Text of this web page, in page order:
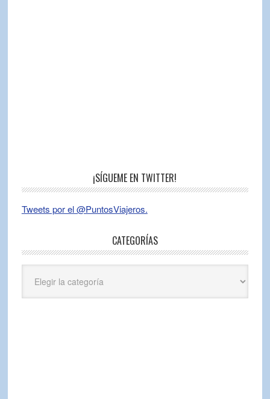
¡SÍGUEME EN TWITTER!
Tweets por el @PuntosViajeros.
CATEGORÍAS